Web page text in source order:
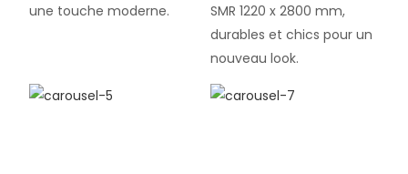
une touche moderne.
SMR 1220 x 2800 mm,
durables et chics pour un
nouveau look.